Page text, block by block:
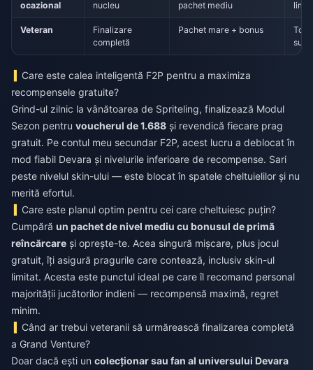
ocazional nucleu pachet mediu
Veteran
Finalizare
completă
Pachet mare + bonus
Care este calea inteligentă F2P pentru a maximiza
recompensele gratuite?
Grind-ul zilnic la vânătoarea de Spriteling, finalizează Modul
Sezon pentru voucherul de 1.688 și revendică fiecare prag
gratuit. Pe contul meu secundar F2P, acest lucru a deblocat în
mod fiabil Devara și nivelurile inferioare de recompense. Sari
peste nivelul skin-ului — este blocat în spatele cheltuielilor și nu
merită efortul.
Care este planul optim pentru cei care cheltuiesc puțin?
Cumpără un pachet de nivel mediu cu bonusul de primă
reîncărcare și oprește-te. Acea singură mișcare, plus jocul
gratuit, îți asigură pragurile care contează, inclusiv skin-ul
limitat. Acesta este punctul ideal pe care îl recomand personal
majorității jucătorilor indieni — recompensă maximă, regret
minim.
Când ar trebui veteranii să urmărească finalizarea completă
a Grand Venture?
Doar dacă ești un colecționar sau fan al universului Devara